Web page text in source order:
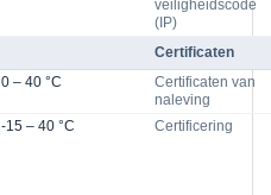
veiligheidscode
(IP)
Certificaten
0 – 40 °C
Certificaten van
naleving
-15 – 40 °C Certificering